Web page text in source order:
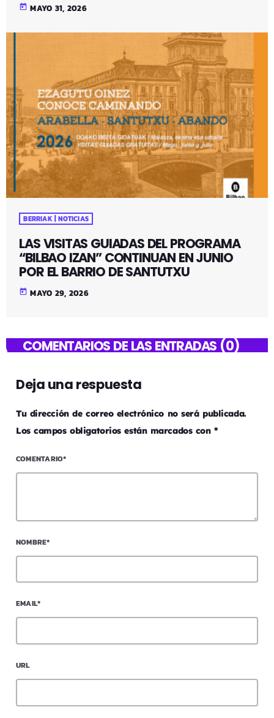
today MAYO 31, 2026
BERRIAK | NOTICIAS
LAS VISITAS GUIADAS DEL PROGRAMA
“BILBAO IZAN” CONTINUAN EN JUNIO
POR EL BARRIO DE SANTUTXU
today MAYO 29, 2026
COMENTARIOS DE LAS ENTRADAS (0)
Deja una respuesta
Tu dirección de correo electrónico no será publicada.
Los campos obligatorios están marcados con *
COMENTARIO*
NOMBRE*
EMAIL*
URL